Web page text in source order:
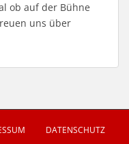
ob auf der Bühne
uns über
DATENSCHUTZ